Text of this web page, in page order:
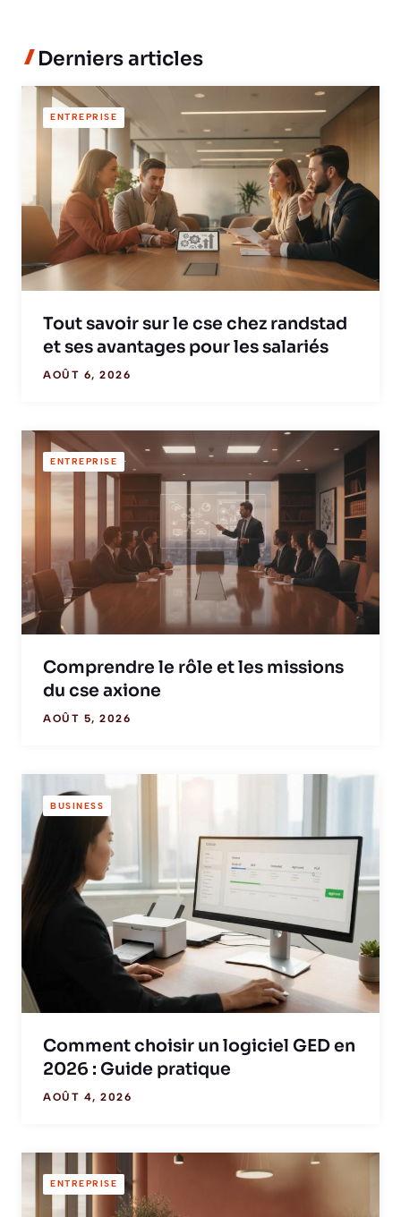
Derniers articles
ENTREPRISE
Tout savoir sur le cse chez randstad
et ses avantages pour les salariés
AOÛT 6, 2026
ENTREPRISE
Comprendre le rôle et les missions
du cse axione
AOÛT 5, 2026
BUSINESS
Comment choisir un logiciel GED en
2026 : Guide pratique
AOÛT 4, 2026
ENTREPRISE